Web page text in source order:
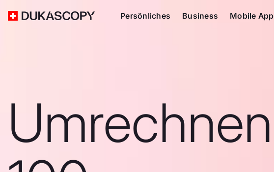
Persönliches Business Mobile App
Umrechnen